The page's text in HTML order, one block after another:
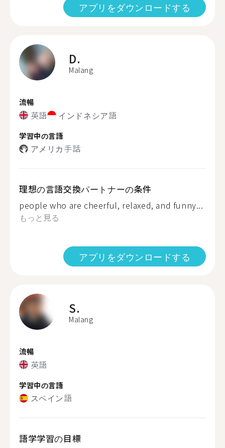
アプリをダウンロードする
D.
Malang
流暢
英語 インドネシア語
学習中の言語
アメリカ手話
理想の言語交換パートナーの条件
people who are cheerful, relaxed, and funny...
もっと見る
アプリをダウンロードする
S.
Malang
流暢
英語
学習中の言語
スペイン語
語学学習の目標